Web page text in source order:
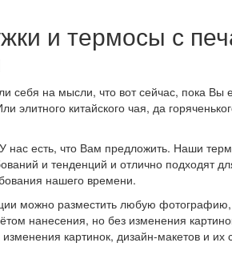
и термосы с
себя на мысли, что вот сейчас, пока
элитного китайского чая, да
нас есть, что Вам предложить. Наши
и тенденций и отлично подходят
нашего времени.
можно разместить любую фотографию,
нанесения, но без изменения
картинок, дизайн-макетов и их